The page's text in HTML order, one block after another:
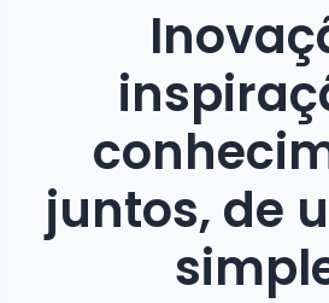
juntos, de